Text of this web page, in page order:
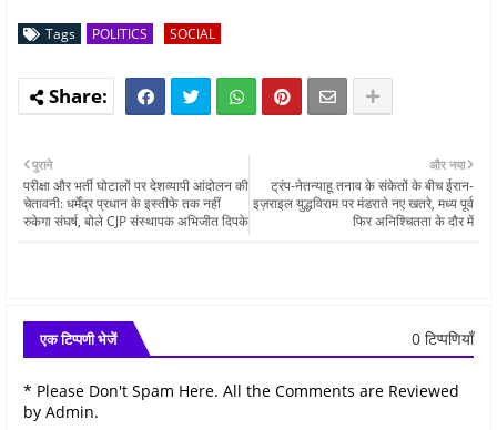
Tags POLITICS SOCIAL
और नया
ट्रंप-नेतन्याहू तनाव के संकेतों के बीच ईरान-
इज़राइल युद्धविराम पर मंडराते नए खतरे, मध्य पूर्व
फिर अनिश्चितता के दौर में
पुराने
परीक्षा और भर्ती घोटालों पर देशव्यापी आंदोलन की
चेतावनी: धर्मेंद्र प्रधान के इस्तीफे तक नहीं
रुकेगा संघर्ष, बोले CJP संस्थापक अभिजीत दिपके
एक टिप्पणी भेजें 0 टिप्पणियाँ
* Please Don't Spam Here. All the Comments are Reviewed
by Admin.